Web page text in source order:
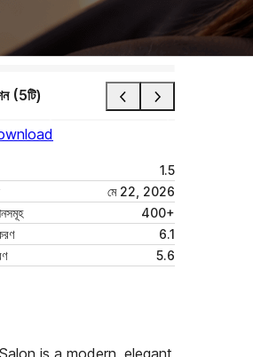
(5টি)
1.5
মে 22, 2026
400+
6.1
5.6
is a modern, elegant